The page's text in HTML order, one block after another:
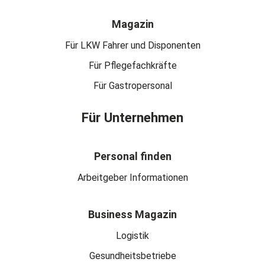
Magazin
Für LKW Fahrer und Disponenten
Für Pflegefachkräfte
Für Gastropersonal
Für Unternehmen
Personal finden
Arbeitgeber Informationen
Business Magazin
Logistik
Gesundheitsbetriebe